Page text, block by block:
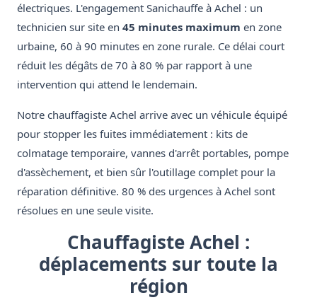
électriques. L'engagement Sanichauffe à Achel : un
technicien sur site en 45 minutes maximum en zone
urbaine, 60 à 90 minutes en zone rurale. Ce délai court
réduit les dégâts de 70 à 80 % par rapport à une
intervention qui attend le lendemain.
Notre chauffagiste Achel arrive avec un véhicule équipé
pour stopper les fuites immédiatement : kits de
colmatage temporaire, vannes d'arrêt portables, pompe
d'assèchement, et bien sûr l'outillage complet pour la
réparation définitive. 80 % des urgences à Achel sont
résolues en une seule visite.
Chauffagiste Achel :
déplacements sur toute la
région